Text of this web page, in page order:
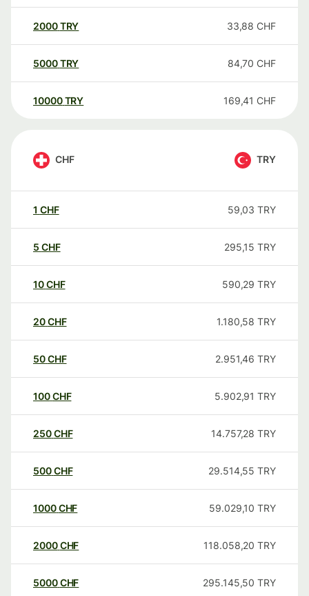
2000TRY 33,88 CHF
5000TRY 84,70 CHF
10000 TRY 169,41 CHF
CHF TRY
1 CHF 59,03 TRY
5 CHF 295,15 TRY
10CHF 590,29 TRY
20CHF 1.180,58 TRY
50CHF 2.951,46 TRY
100CHF 5.902,91 TRY
250CHF 14.757,28 TRY
500CHF 29.514,55 TRY
1000CHF 59.029,10 TRY
2000CHF 118.058,20 TRY
5000CHF 295.145,50 TRY